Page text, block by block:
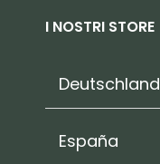
I NOSTRI STORE
Deutschland
España